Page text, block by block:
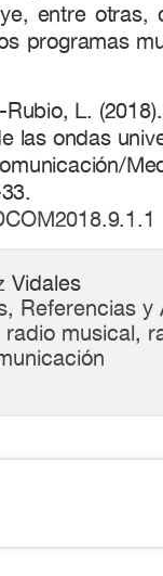
entre
programas
L.
las ondas
Vidales
, Referencias y
radio musical,